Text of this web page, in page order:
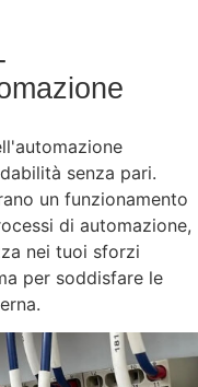
senza pari.
un funzionamento
di automazione,
nei tuoi sforzi
per soddisfare le